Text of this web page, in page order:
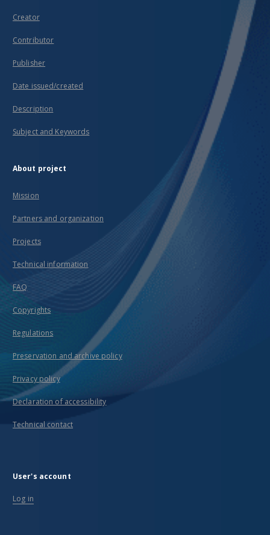
Creator
Contributor
Publisher
Date issued/created
Description
Subject and Keywords
About project
Mission
Partners and organization
Projects
Technical information
FAQ
Copyrights
Regulations
Preservation and archive policy
Privacy policy
Declaration of accessibility
Technical contact
User's account
Log in